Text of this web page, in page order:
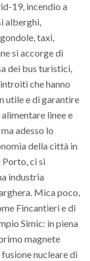
19, incendio a
alberghi,
taxi,
si accorge di
dei bus turistici,
che hanno
utile e di garantire
linee e
adesso lo
della città in
ci si
industria
Mica poco,
Fincantieri e di
Simic: in piena
magnete
nucleare di